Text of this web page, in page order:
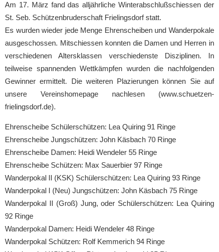
Am 17. März fand das alljährliche Winterabschlußschiessen der
St. Seb. Schützenbruderschaft Frielingsdorf statt.
Es wurden wieder jede Menge Ehrenscheiben und Wanderpokale
ausgeschossen. Mitschiessen konnten die Damen und Herren in
verschiedenen Altersklassen verschiedenste Disziplinen. In
teilweise spannenden Wettkämpfen wurden die nachfolgenden
Gewinner ermittelt. Die weiteren Plazierungen können Sie auf
unsere Vereinshomepage nachlesen (www.schuetzen-
frielingsdorf.de).
Ehrenscheibe Schülerschützen: Lea Quiring 91 Ringe
Ehrenscheibe Jungschützen: John Käsbach 70 Ringe
Ehrenscheibe Damen: Heidi Wendeler 55 Ringe
Ehrenscheibe Schützen: Max Sauerbier 97 Ringe
Wanderpokal II (KSK) Schülerschützen: Lea Quiring 93 Ringe
Wanderpokal I (Neu) Jungschützen: John Käsbach 75 Ringe
Wanderpokal II (Groß) Jung, oder Schülerschützen: Lea Quiring
92 Ringe
Wanderpokal Damen: Heidi Wendeler 48 Ringe
Wanderpokal Schützen: Rolf Kemmerich 94 Ringe